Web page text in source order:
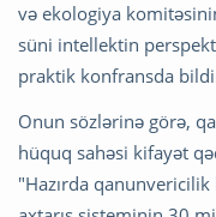
və ekologiya
süni intellektin
praktik konfransda
Onun sözlərinə görə,
hüquq sahəsi kifayət
"Hazırda qanunvericilik